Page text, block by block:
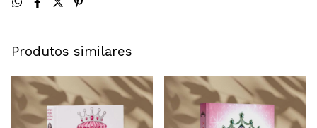
Produtos similares